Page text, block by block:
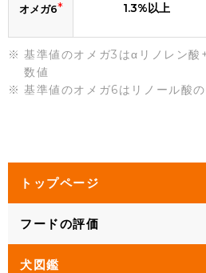
オメガ6* 1.3%以上
基準値のオメガ3はαリノレン
数値
基準値のオメガ6はリノール酸
トップページ
フードの評価
犬図鑑